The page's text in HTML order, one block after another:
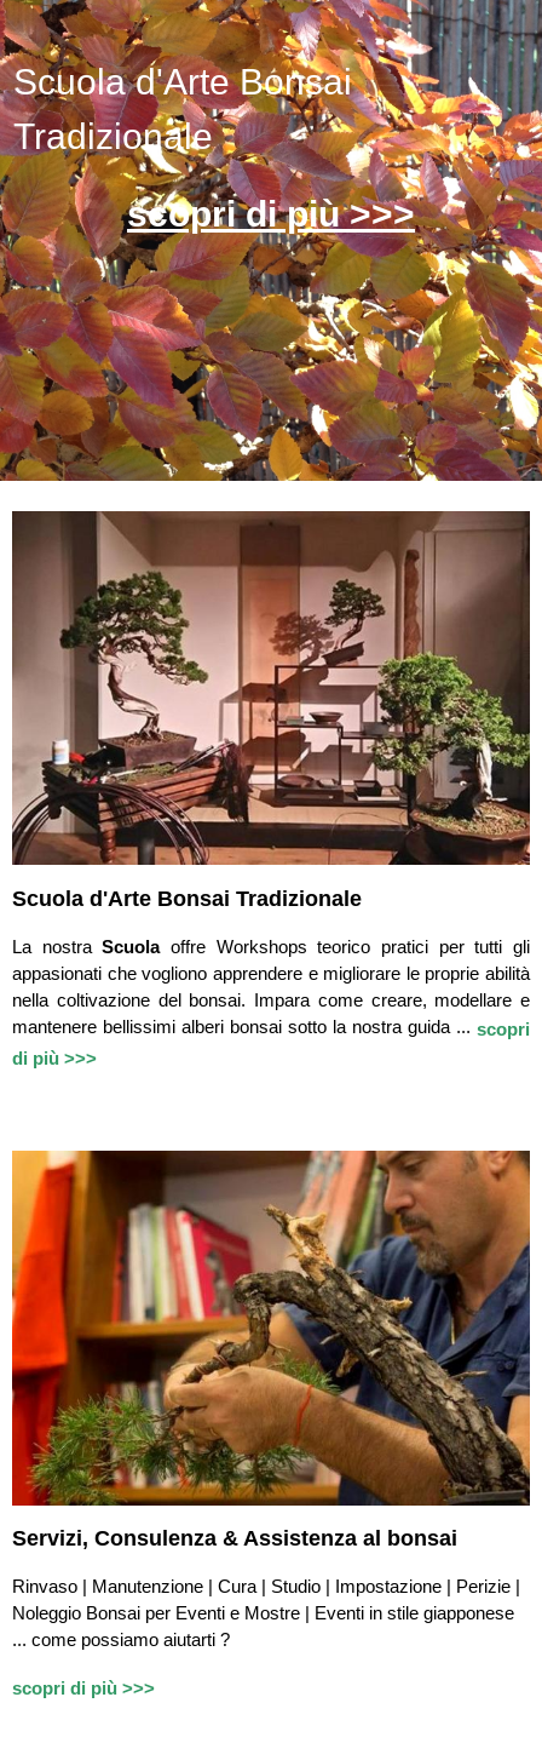
Scuola d'Arte Bonsai
Tradizionale
scopri di più >>>
Scuola d'Arte Bonsai Tradizionale
La nostraScuolaoffre Workshops teorico pratici per tutti gli
appasionati che vogliono apprendere e migliorare le proprie abilità
nella coltivazione del bonsai. Impara come creare, modellare e
mantenere bellissimi alberi bonsai sotto la nostra guida ... scopri
di più >>>
Servizi, Consulenza & Assistenza al bonsai
Rinvaso | Manutenzione | Cura | Studio | Impostazione | Perizie |
Noleggio Bonsai per Eventi e Mostre | Eventi in stile giapponese
... come possiamo aiutarti ?
scopri di più >>>